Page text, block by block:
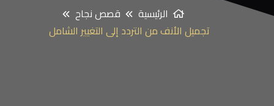
الرئيسية
قصص نجاح
تجميل الأنف من التردد إلى التغيير الشامل